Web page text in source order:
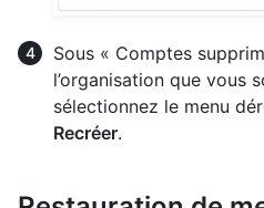
Sous « Comptes
l’organisation que vous
sélectionnez le menu
Recréer.